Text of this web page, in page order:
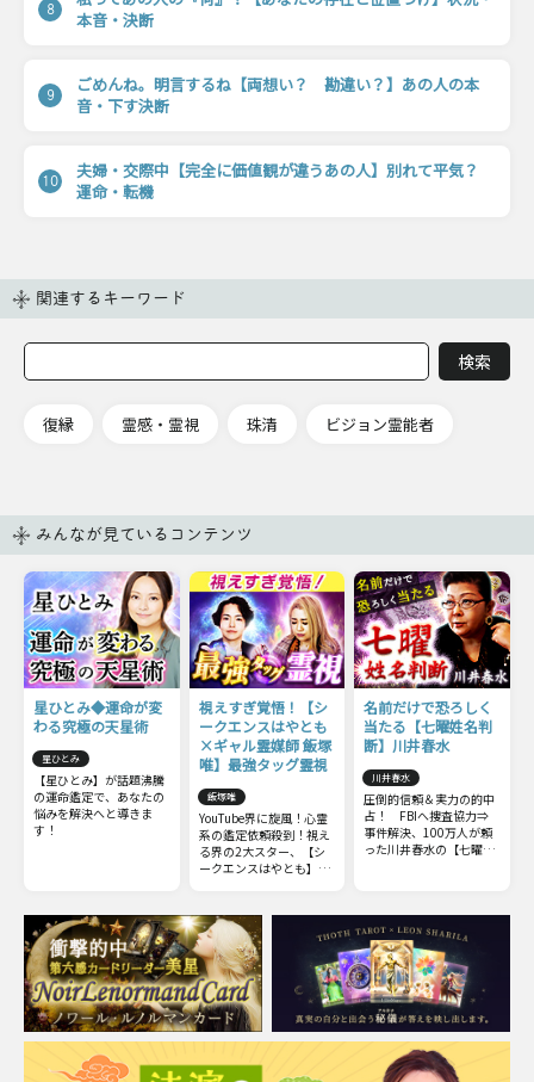
8
本音・決断
9
ごめんね。明言するね【両想い？ 勘違い？】あの人の本
音・下す決断
10
夫婦・交際中【完全に価値観が違うあの人】別れて平気？
運命・転機
関連するキーワード
復縁 霊感・霊視 珠清 ビジョン霊能者
みんなが見ているコンテンツ
星ひとみ◆運命が変
わる究極の天星術
星ひとみ
【星ひとみ】が話題沸騰
の運命鑑定で、あなたの
悩みを解決へと導きま
す！
視えすぎ覚悟！【シ
ークエンスはやとも
×ギャル霊媒師 飯塚
唯】最強タッグ霊視
飯塚唯
YouTube界に旋風！心霊
系の鑑定依頼殺到！視え
る界の2大スター、【シ
ークエンスはやとも】
視点のコラボ霊視鑑定を
リアルに再現！
名前だけで恐ろしく
当たる【七曜姓名判
断】川井春水
川井春水
圧倒的信頼＆実力の的中
占！ FBIへ捜査協力⇒
事件解決、100万人が頼
った川井春水の【七曜姓